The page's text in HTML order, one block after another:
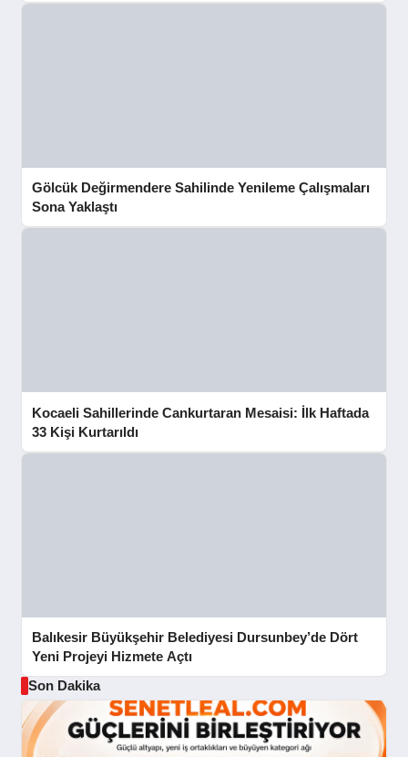
Gölcük Değirmendere Sahilinde Yenileme Çalışmaları
Sona Yaklaştı
Kocaeli Sahillerinde Cankurtaran Mesaisi: İlk Haftada
33 Kişi Kurtarıldı
Balıkesir Büyükşehir Belediyesi Dursunbey’de Dört
Yeni Projeyi Hizmete Açtı
Son Dakika